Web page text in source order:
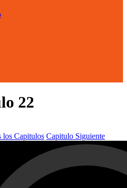
22
los Capitulos Capitulo Siguiente